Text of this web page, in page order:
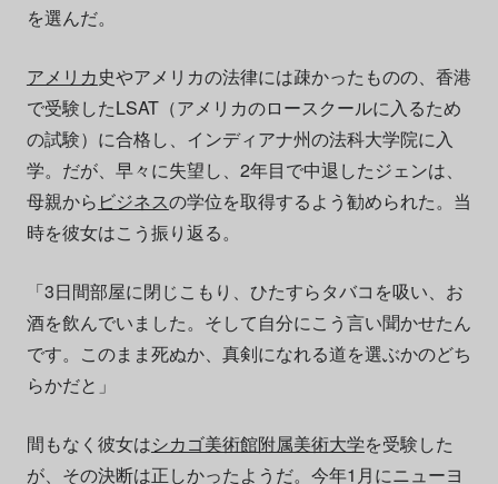
を選んだ。
アメリカ史やアメリカの法律には疎かったものの、香港
で受験したLSAT（アメリカのロースクールに入るため
の試験）に合格し、インディアナ州の法科大学院に入
学。だが、早々に失望し、2年目で中退したジェンは、
母親から ビジネスの学位を取得するよう勧められた。当
時を彼女はこう振り返る。
「3日間部屋に閉じこもり、ひたすらタバコを吸い、お
酒を飲んでいました。そして自分にこう言い聞かせたん
です。このまま死ぬか、真剣になれる道を選ぶかのどち
らかだと」
間もなく彼女はシカゴ美術館附属美術大学を受験した
が、その決断は正しかったようだ。今年1月にニューヨ